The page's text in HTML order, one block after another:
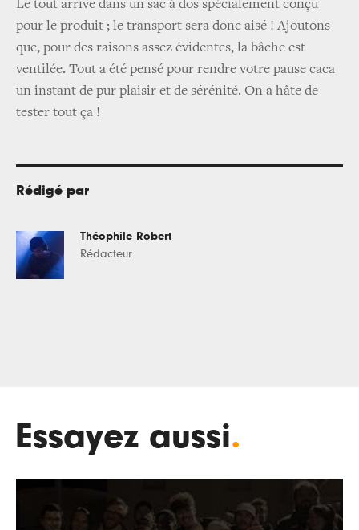
Le tout arrive dans un sac à dos spécialement conçu
pour le produit ; le transport sera donc aisé ! Ajoutons
que, pour des raisons assez évidentes, la bâche est
ventilée. Tout a été pensé pour rendre votre pause caca
un instant de pur plaisir et de sérénité. On a hâte de
tester tout ça !
Rédigé par
Théophile Robert
Rédacteur
Essayez aussi.